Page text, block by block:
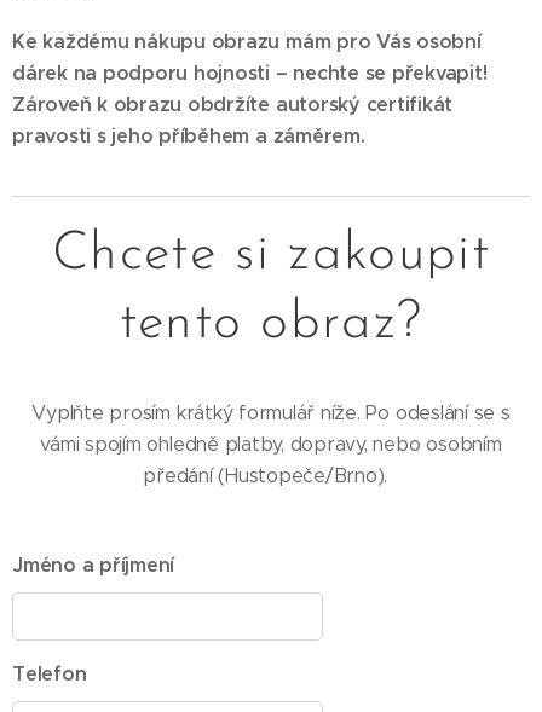
Ke každému nákupu obrazu mám pro Vás osobní
dárek na podporu hojnosti – nechte se překvapit!
Zároveň k obrazu obdržíte autorský certifikát
pravosti s jeho příběhem a záměrem.
Chcete si zakoupit
tento obraz?
Vyplňte prosím krátký formulář níže. Po odeslání se s
vámi spojím ohledně platby, dopravy, nebo osobním
předání (Hustopeče/Brno).
Jméno a příjmení
Telefon